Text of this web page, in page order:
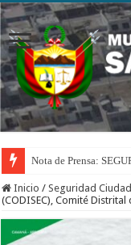
Nota de Prensa:
Inicio / Seguridad
(CODISEC), Comité